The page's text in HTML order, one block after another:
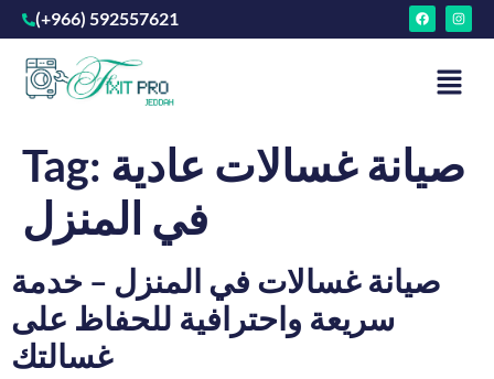
(+966) 592557621
Tag: صيانة غسالات عادية
في المنزل
صيانة غسالات في المنزل – خدمة
سريعة واحترافية للحفاظ على
غسالتك